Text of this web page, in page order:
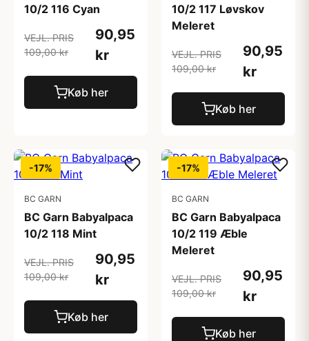
10/2 116 Cyan
VEJL. PRIS
109,00 kr
90,95
kr
Køb her
10/2 117 Løvskov
Meleret
VEJL. PRIS
109,00 kr
90,95
kr
Køb her
-17%
BC GARN
BC Garn Babyalpaca
10/2 118 Mint
VEJL. PRIS
109,00 kr
90,95
kr
Køb her
-17%
BC GARN
BC Garn Babyalpaca
10/2 119 Æble
Meleret
VEJL. PRIS
109,00 kr
90,95
kr
Køb her